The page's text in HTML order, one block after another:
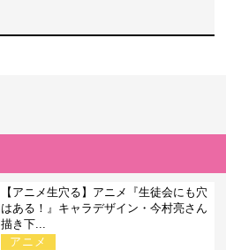
【アニメ生穴る】アニメ『生徒会にも穴
はある！』キャラデザイン・今村亮さん
描き下...
アニメ